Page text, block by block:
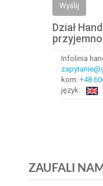
Wyślij
Dział
Infolinia
kom: +48
język:
ZAUFALI